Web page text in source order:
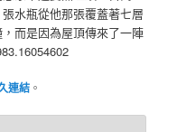
水瓶從他那張覆蓋著七層
而是因為屋頂傳來了一陣
連結 。